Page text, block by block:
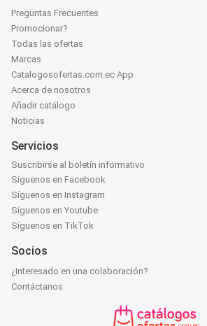
Preguntas Frecuentes
Promocionar?
Todas las ofertas
Marcas
Catalogosofertas.com.ec App
Acerca de nosotros
Añadir catálogo
Noticias
Servicios
Suscribirse al boletín informativo
Síguenos en Facebook
Síguenos en Instagram
Síguenos en Youtube
Síguenos en TikTok
Socios
¿Interesado en una colaboración?
Contáctanos